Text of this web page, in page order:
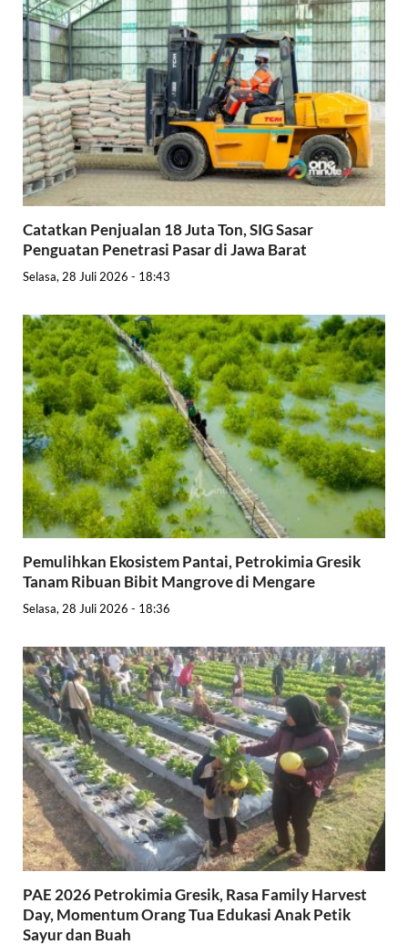
Catatkan Penjualan 18 Juta Ton, SIG Sasar
Penguatan Penetrasi Pasar di Jawa Barat
Selasa, 28 Juli 2026 - 18:43
Pemulihkan Ekosistem Pantai, Petrokimia Gresik
Tanam Ribuan Bibit Mangrove di Mengare
Selasa, 28 Juli 2026 - 18:36
PAE 2026 Petrokimia Gresik, Rasa Family Harvest
Day, Momentum Orang Tua Edukasi Anak Petik
Sayur dan Buah